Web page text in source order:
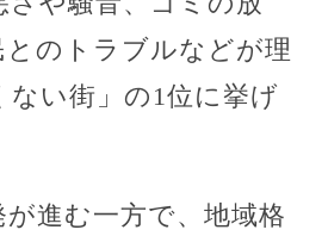
とのトラブルなどが理
ない街」の1位に挙げ
進む一方で、地域格